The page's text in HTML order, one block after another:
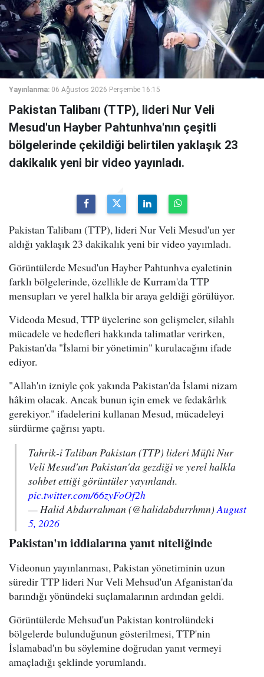
Yayınlanma: 06 Ağustos 2026 Perşembe 16:15
Pakistan Talibanı (TTP), lideri Nur Veli
Mesud'un Hayber Pahtunhva'nın çeşitli
bölgelerinde çekildiği belirtilen yaklaşık 23
dakikalık yeni bir video yayınladı.
Pakistan Talibanı (TTP), lideri Nur Veli Mesud'un yer
aldığı yaklaşık 23 dakikalık yeni bir video yayımladı.
Görüntülerde Mesud'un Hayber Pahtunhva eyaletinin
farklı bölgelerinde, özellikle de Kurram'da TTP
mensupları ve yerel halkla bir araya geldiği görülüyor.
Videoda Mesud, TTP üyelerine son gelişmeler, silahlı
mücadele ve hedefleri hakkında talimatlar verirken,
Pakistan'da "İslami bir yönetimin" kurulacağını ifade
ediyor.
"Allah'ın izniyle çok yakında Pakistan'da İslami nizam
hâkim olacak. Ancak bunun için emek ve fedakârlık
gerekiyor." ifadelerini kullanan Mesud, mücadeleyi
sürdürme çağrısı yaptı.
Tahrik-i Taliban Pakistan (TTP) lideri Müfti Nur
Veli Mesud'un Pakistan'da gezdiği ve yerel halkla
sohbet ettiği görüntüler yayınlandı.
pic.twitter.com/66zyFoOf2h
— Halid Abdurrahman (@halidabdurrhmn) August
5, 2026
Pakistan'ın iddialarına yanıt niteliğinde
Videonun yayınlanması, Pakistan yönetiminin uzun
süredir TTP lideri Nur Veli Mehsud'un Afganistan'da
barındığı yönündeki suçlamalarının ardından geldi.
Görüntülerde Mehsud'un Pakistan kontrolündeki
bölgelerde bulunduğunun gösterilmesi, TTP'nin
İslamabad'ın bu söylemine doğrudan yanıt vermeyi
amaçladığı şeklinde yorumlandı.